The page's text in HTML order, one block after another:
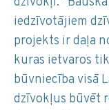
iedzīvotājiem
projekts ir daļa
kuras ietvaros
būvniecība visā
dzīvokļus būvēt